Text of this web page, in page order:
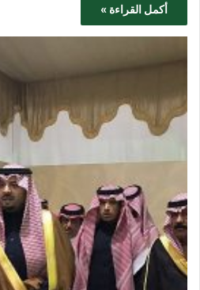
أكمل القراءة »